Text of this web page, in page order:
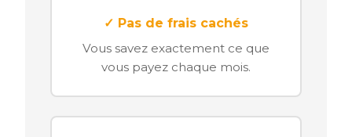
✓ Pas de frais cachés
Vous savez exactement ce que
vous payez chaque mois.